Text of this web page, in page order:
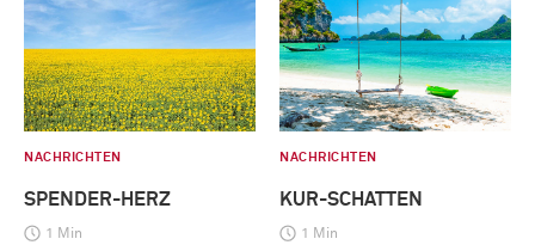
NACHRICHTEN
SPENDER-HERZ
1 Min
NACHRICHTEN
KUR-SCHATTEN
1 Min